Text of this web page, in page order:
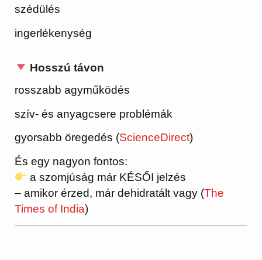
szédülés
ingerlékenység
Hosszú távon
rosszabb agyműködés
szív- és anyagcsere problémák
gyorsabb öregedés (ScienceDirect)
És egy nagyon fontos:
a szomjúság már KÉSŐI jelzés
– amikor érzed, már dehidratált vagy (The
Times of India)